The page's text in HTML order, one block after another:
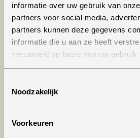
informatie over uw gebruik van
partners voor social media,
partners kunnen deze gegevens
informatie die u aan ze heeft
verzameld op basis van uw gebruik
Noodzakelijk
Voorkeuren
Dit T-shirt valt iets ruimer
dat is ook de bedoeling van
sluit wat hoger en het shirt
weer 'terug' gerold worden